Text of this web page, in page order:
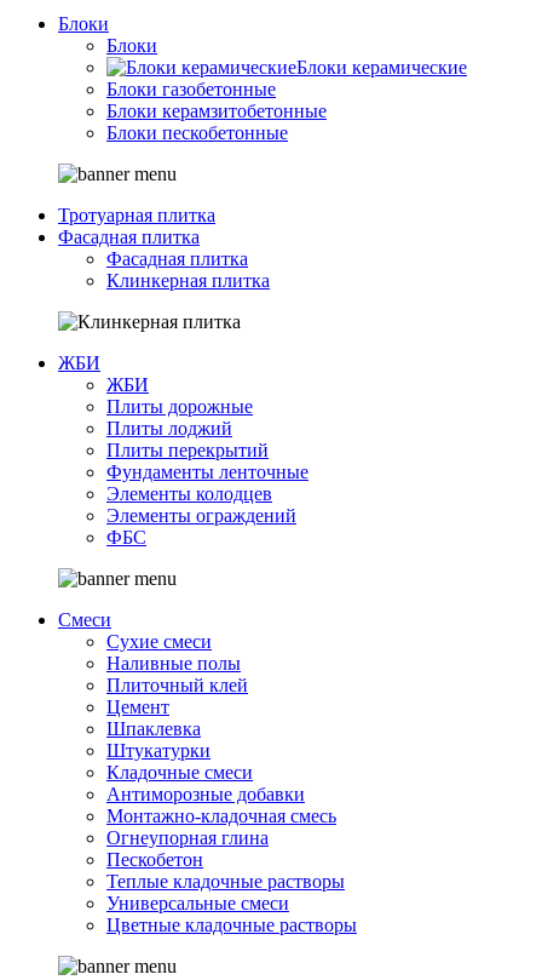
Блоки
Блоки
Блоки керамические
Блоки газобетонные
Блоки керамзитобетонные
Блоки пескобетонные
Тротуарная плитка
Фасадная плитка
Фасадная плитка
Клинкерная плитка
ЖБИ
ЖБИ
Плиты дорожные
Плиты лоджий
Плиты перекрытий
Фундаменты ленточные
Элементы колодцев
Элементы ограждений
ФБС
Смеси
Сухие смеси
Наливные полы
Плиточный клей
Цемент
Шпаклевка
Штукатурки
Кладочные смеси
Антиморозные добавки
Монтажно-кладочная смесь
Огнеупорная глина
Пескобетон
Теплые кладочные растворы
Универсальные смеси
Цветные кладочные растворы